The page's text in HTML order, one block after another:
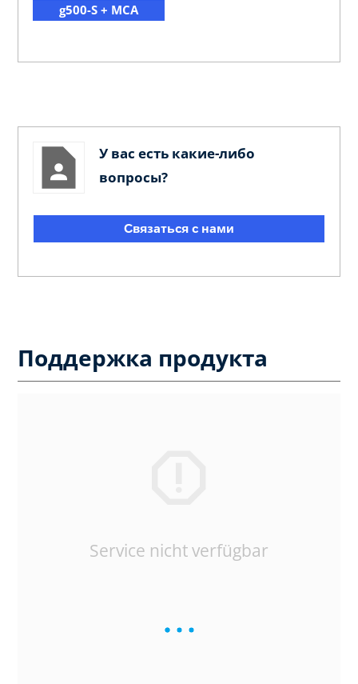
g500-S + MCA
У вас есть какие-либо
вопросы?
Связаться с нами
Поддержка продукта
Service nicht verfügbar